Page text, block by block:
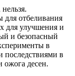
для отбеливания
для улучшения и
и безопасный
в
последствиями в
ожога десен.